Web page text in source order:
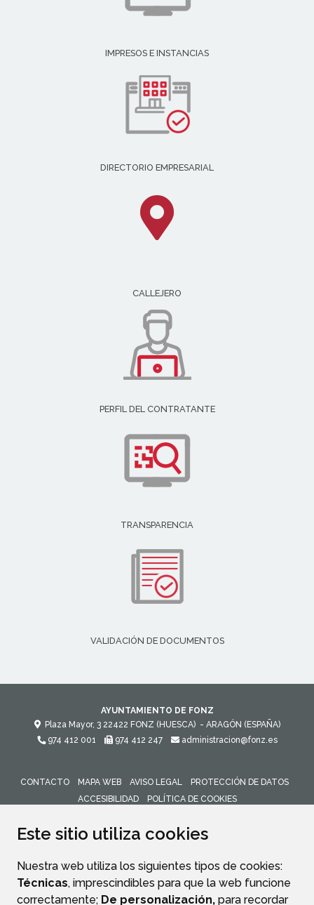
Este sitio utiliza cookies
Nuestra web utiliza los siguientes tipos de cookies:
Técnicas, imprescindibles para que la web funcione
correctamente; De personalización, para recordar
IMPRESOS E INSTANCIAS
DIRECTORIO EMPRESARIAL
CALLEJERO
PERFIL DEL CONTRATANTE
TRANSPARENCIA
VALIDACIÓN DE DOCUMENTOS
AYUNTAMIENTO DE FONZ
Plaza Mayor, 3 22422 FONZ (HUESCA) - ARAGÓN (ESPAÑA)
974 412 001
974 412 247 administracion@fonz.es
CONTACTO MAPA WEB AVISO LEGAL
PROTECCIÓN DE DATOS
ACCESIBILIDAD
POLÍTICA DE COOKIES